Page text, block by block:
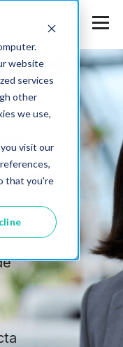
website
services
other
we use,
visit our
that you're